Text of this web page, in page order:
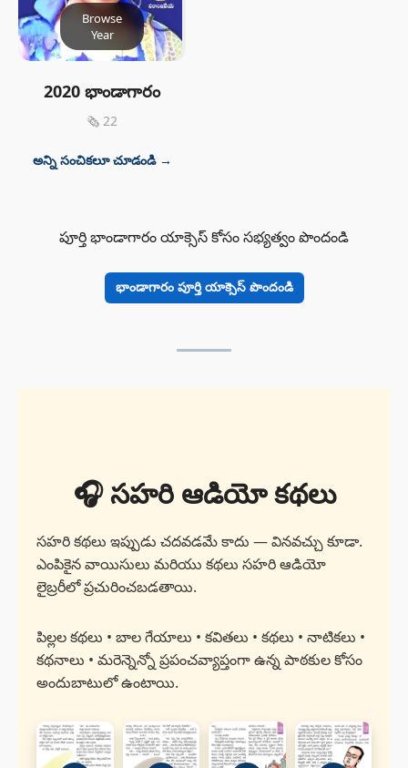
Browse
Year
2020 భాండాగారం
🗞 22
అన్ని సంచికలూ చూడండి →
పూర్తి భాండాగారం యాక్సెస్ కోసం సభ్యత్వం పొందండి
భాండాగారం పూర్తి యాక్సెస్ పొందండి
🎧 సహరి ఆడియో కథలు
సహరి కథలు ఇప్పుడు చదవడమే కాదు — వినవచ్చు కూడా.
ఎంపికైన వాయిసులు మరియు కథలు సహరి ఆడియో
లైబ్రరీలో ప్రచురించబడతాయి.
పిల్లల కథలు • బాల గేయాలు • కవితలు • కథలు • నాటికలు •
కథనాలు • మరెన్నెన్నో ప్రపంచవ్యాప్తంగా ఉన్న పాఠకుల కోసం
అందుబాటులో ఉంటాయి.